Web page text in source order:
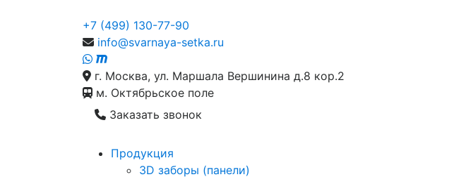
+7 (499) 130-77-90
info@svarnaya-setka.ru
г. Москва, ул. Маршала Вершинина д.8 кор.2
м. Октябрьское поле
Заказать звонок
Продукция
3D заборы (панели)